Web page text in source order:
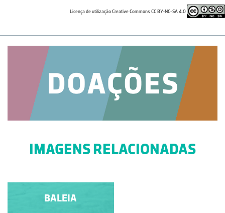
Licença de utilização Creative Commons CC BY-NC-SA 4.0
IMAGENS RELACIONADAS
CACHALOTE
BALEIA